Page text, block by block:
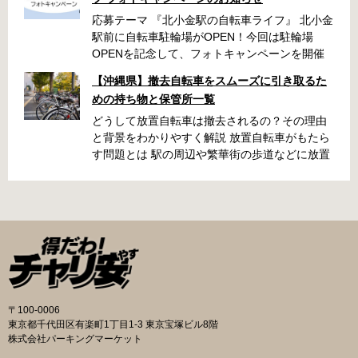
応募テーマ 『北小金駅の自転車ライフ』 北小金
駅前に自転車駐輪場がOPEN！今回は駐輪場
OPENを記念して、フォトキャンペーンを開催
車が写っている写真」を撮影いただき、みなさ
まの北小金駅周辺での思い出を写真とともに共
有できたらと思います。 素敵な写真の投稿をお
待ちしております！ 応募期間 2025年9月22日～
10月31日 ・キャンペーン期間中に何度も投稿可
シュタグ： #北小金駅の自転車ライフ メンシ
ョン ： @niringram 賞品 応募いただいた方
の中から抽選で QUOカードPay500円分×10名
様 投稿のルール・注意事項 ・キャンペーン期間
中に何度も投稿可能です。 ・応募期間内の投稿
は隠す加工をして投稿してください。 ・以下の
写真は選考対象外となります。 公道での違反行
【沖縄県】撤去自転車をスムーズに引き取るた
めの持ち物と保管所一覧
どうして放置自転車は撤去されるの？その理由
と背景をわかりやすく解説 放置自転車がもたら
す問題とは 駅の周辺や繁華街の歩道などに放置
置されることでゴミの投棄や治安の悪化につな
がるケースもあります。こうしたトラブルを未
然に防ぐために、自治体では定期的に撤去作業
が実施されています。 撤去の流れと手続き 自転
車が放置されていると判断された場合、自治体
を求めます。指定された日数を経過しても移動
されないと、保管所に移送されます。おおむね
〒100-0006
東京都千代田区有楽町1丁目1-3 東京宝塚ビル8階
株式会社パーキングマーケット